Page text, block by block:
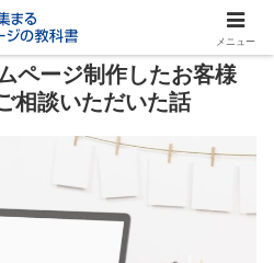
ページ制作したお客様
相談いただいた話
メニュー